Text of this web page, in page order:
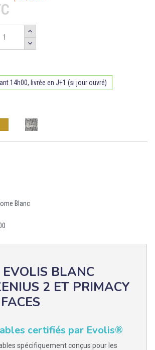
14h00, livrée en J+1 (si jour ouvré)
Métallique
Or métallique
BlancScratch off
Blanc
BLANC
2 ET PRIMACY
certifiés par Evolis®
spécifiquement conçus pour les